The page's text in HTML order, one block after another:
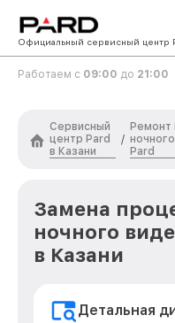
Официальный сервисный центр
Работаем с 09:00 до 21:00
Сервисный
центр Pard
в Казани
/
Ремонт
Pard
Замена
ночного
в Казани
Детальная